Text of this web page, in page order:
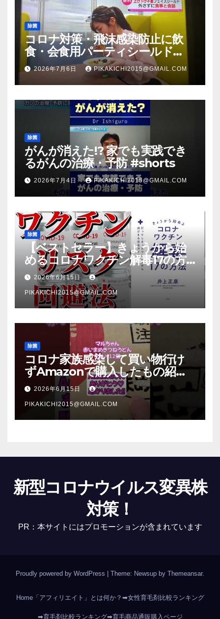
除菌
コロナ対策・飛沫感染防止に飲
食・会食用パーティシールド
（マスク会食代替品）ＦＢＣ福井
放送のＴＶ番組での紹介映像
2026年7月6日 PIKAKICHI2015@GMAIL.COM
除菌
がんが消えた!? 家でも実践でき
るがんの治療・予防 #shorts
2026年7月4日 PIKAKICHI2015@GMAIL.COM
除菌
【ベストセラー】きょうから始
めるコロナワクチン解毒17の方
法【本要約】
2026年6月15日
PIKAKICHI2015@GMAIL.COM
除菌
コロナ家族感染して買い物行け
ずAmazonで購入したもの紹
介 #Shorts
2026年6月15日
PIKAKICHI2015@GMAIL.COM
新型コロナウイルス変異株
対策！
PR：本サイトにはプロモーションが含まれています
Proudly powered by WordPress Theme: Newsup by Themeansar.
Home「アフィリエイト」とは何か？ ➡女性育毛剤比較ランキング
➡育毛剤比較ランキング➡育毛商品通販購入ページ